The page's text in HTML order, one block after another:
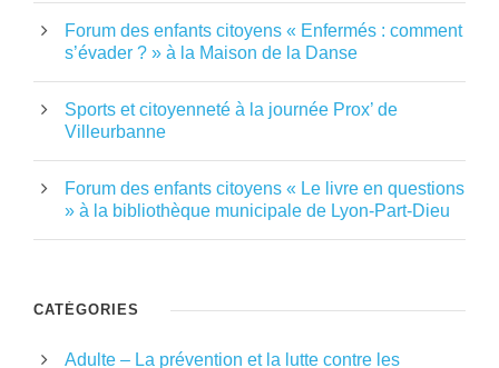
Forum des enfants citoyens « Enfermés : comment
s’évader ? » à la Maison de la Danse
Sports et citoyenneté à la journée Prox’ de
Villeurbanne
Forum des enfants citoyens « Le livre en questions
» à la bibliothèque municipale de Lyon-Part-Dieu
CATÉGORIES
Adulte – La prévention et la lutte contre les